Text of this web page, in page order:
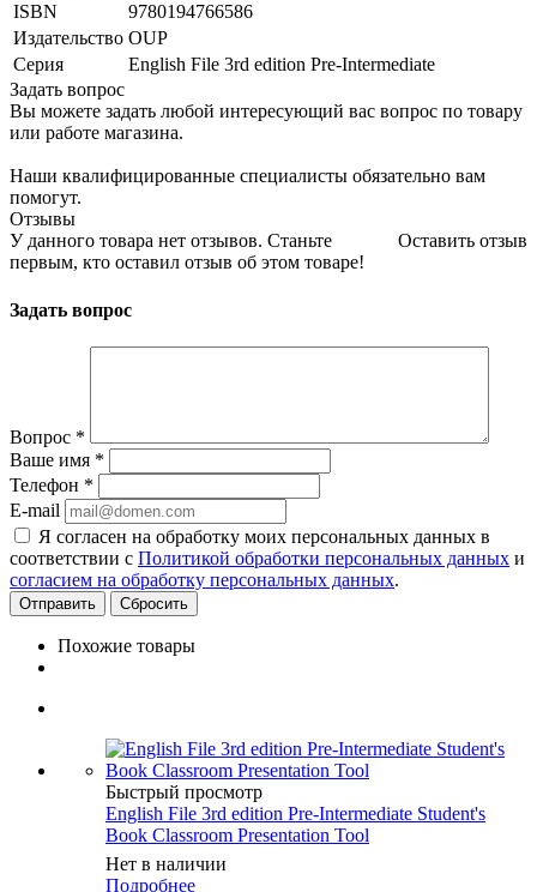
ISBN
9780194766586
Издательство OUP
Серия
English File 3rd edition Pre-Intermediate
Задать вопрос
Вы можете задать любой интересующий вас вопрос по товару
или работе магазина.
Наши квалифицированные специалисты обязательно вам
помогут.
Отзывы
Оставить отзыв
У данного товара нет отзывов. Станьте
первым, кто оставил отзыв об этом товаре!
Задать вопрос
Вопрос *
Ваше имя *
Телефон *
E-mail
Я согласен на обработку моих персональных данных в
соответствии с Политикой обработки персональных данных и
согласием на обработку персональных данных.
Сбросить
Похожие товары
Быстрый просмотр
English File 3rd edition Pre-Intermediate Student's
Book Classroom Presentation Tool
Нет в наличии
Подробнее